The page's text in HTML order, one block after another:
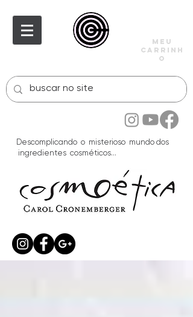
meu
carrinh
o
Descomplicando o misterioso mundo dos
ingredientes cosméticos...